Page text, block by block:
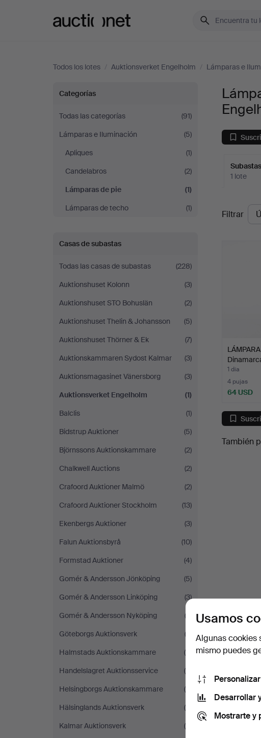
Todos los lotes / Auktionsverket Engelholm / Lámparas e
Lámparas
de
pie
en
Auktionsverket
Engelholm
Categorías
Todas las categorías
(91)
Lámparas e Iluminación
(5)
Apliques
(1)
Candelabros
(2)
Lámparas de pie
(1)
Lámparas de techo
(1)
Casas de subastas
Todas las casas de subastas
(228)
Auktionshuset Kolonn
(3)
Auktionshuset STO Bohuslän
(2)
Auktionshuset Thelin & Johansson
(5)
Auktionshuset Thörner & Ek
(7)
Auktionskammaren Sydost Kalmar
(3)
Auktionsmagasinet Vänersborg
(3)
Auktionsverket Engelholm
(1)
Balclis
(1)
Bidstrup Auktioner
(5)
Björnssons Auktionskammare
(2)
Chalkwell Auctions
(2)
Crafoord Auktioner Malmö
(2)
Crafoord Auktioner Stockholm
(13)
Ekenbergs Auktioner
(3)
Falun Auktionsbyrå
(10)
Formstad Auktioner
(4)
Gomér & Andersson Jönköping
(5)
Gomér & Andersson Linköping
(3)
Gomér & Andersson Nyköping
(2)
Göteborgs Auktionsverk
(3)
Halmstads Auktionskammare
(6)
Handelslagret Auktionsservice
(4)
Helsingborgs Auktionskammare
(6)
Hälsinglands Auktionsverk
(9)
Kalmar Auktionsverk
(4)
1 lote
en
Filtrar
1 día
4 pujas
64 USD
También
Usamos
Algunas cookies
mismo puedes
Desarrollar
Mostrarte y